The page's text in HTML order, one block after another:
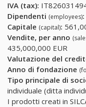
IVA (tax):
Dipendenti (employees):
Capitale (capital):
Vendite, per anno
435,000,000 EUR
Valutazione del
Anno di fondazione
Tipo principale di
individuale (ditta
I prodotti creati in